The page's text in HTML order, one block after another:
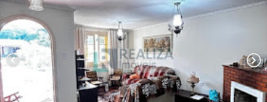
chevron_left chevron_right